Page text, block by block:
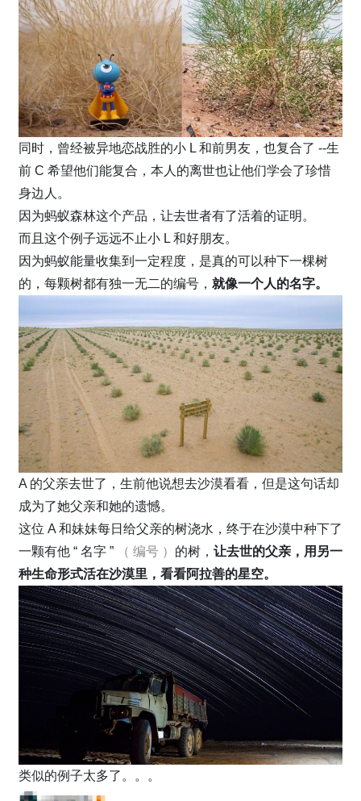
同时，曾经被异地恋战胜的小 L 和前男友，也复合了 --生
前 C 希望他们能复合，本人的离世也让他们学会了珍惜
身边人。
因为蚂蚁森林这个产品，让去世者有了活着的证明。
而且这个例子远远不止小 L 和好朋友。
因为蚂蚁能量收集到一定程度，是真的可以种下一棵树
的，每颗树都有独一无二的编号， 就像一个人的名字。
A 的父亲去世了，生前他说想去沙漠看看，但是这句话却
成为了她父亲和她的遗憾。
这位 A 和妹妹每日给父亲的树浇水，终于在沙漠中种下了
一颗有他 “ 名字 ”
（ 编号 ） 的树， 让去世的父亲，用另一
种生命形式活在沙漠里，看看阿拉善的星空。
类似的例子太多了。。。